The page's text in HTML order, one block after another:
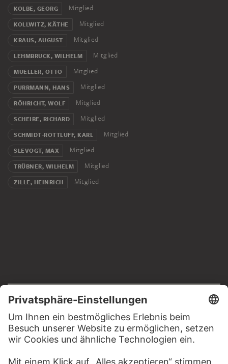
KOLBE, GEORG Mitglied
KOLLWITZ, KÄTHE Mitglied
KRAUS, AUGUST Mitglied
LEHMBRUCK, WILHELM Mitglied
MUELLER, OTTO Mitglied
PURRMANN, HANS Mitglied
RÖHRICHT, WOLF Mitglied
SCHEIBE, RICHARD Mitglied
SCHMIDT-ROTTLUFF, KARL Mitglied
SLEVOGT, MAX Mitglied
TRÜBNER, WILHELM Mitglied
ZILLE, HEINRICH Mitglied
Impressum
Datenschutz
Copyright © 2026 Städel Museum
All rights reserved.